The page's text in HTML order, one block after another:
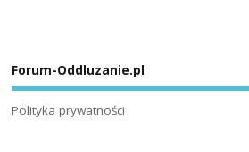
Forum-Oddluzanie.pl
Polityka prywatności